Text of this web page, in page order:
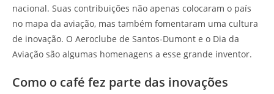
nacional. Suas contribuições não apenas colocaram o país
no mapa da aviação, mas também fomentaram uma cultura
de inovação. O Aeroclube de Santos-Dumont e o Dia da
Aviação são algumas homenagens a esse grande inventor.
Como o café fez parte das inovações